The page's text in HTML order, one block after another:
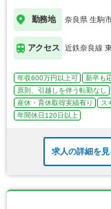
勤務地 奈良県 生駒
アクセス 近鉄奈良線
年収600万円以上可 新卒も
原則、引越しを伴う転勤なし
産休・育休取得実績有り
ス
年間休日120日以上
求人の詳細を見